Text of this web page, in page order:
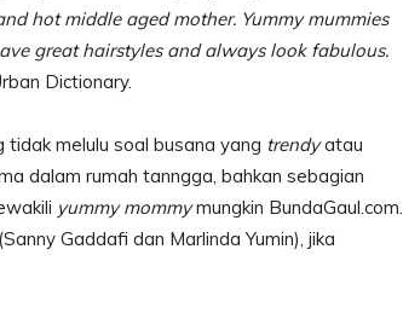
hot middle aged mother. Yummy mummies
great hairstyles and always look fabulous.
Dictionary.
melulu soal busana yang trendyatau
dalam rumah tanngga, bahkan sebagian
yummy mommymungkin BundaGaul.com.
Gaddafi dan Marlinda Yumin), jika